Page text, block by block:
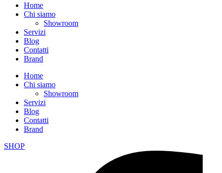
Home
Chi siamo
Showroom
Servizi
Blog
Contatti
Brand
Home
Chi siamo
Showroom
Servizi
Blog
Contatti
Brand
SHOP